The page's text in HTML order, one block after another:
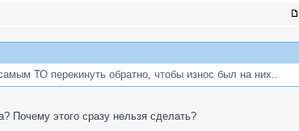
ТО перекинуть обратно, чтобы износ был на них..
Почему этого сразу нельзя сделать?